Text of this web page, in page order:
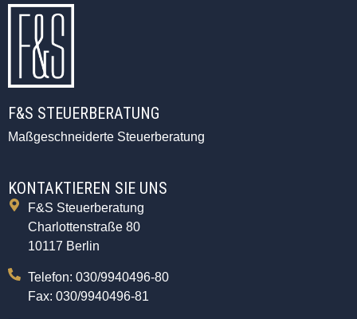
F&S STEUERBERATUNG
Maßgeschneiderte Steuerberatung
KONTAKTIEREN SIE UNS
F&S Steuerberatung
Charlottenstraße 80
10117 Berlin
Telefon: 030/9940496-80
Fax: 030/9940496-81